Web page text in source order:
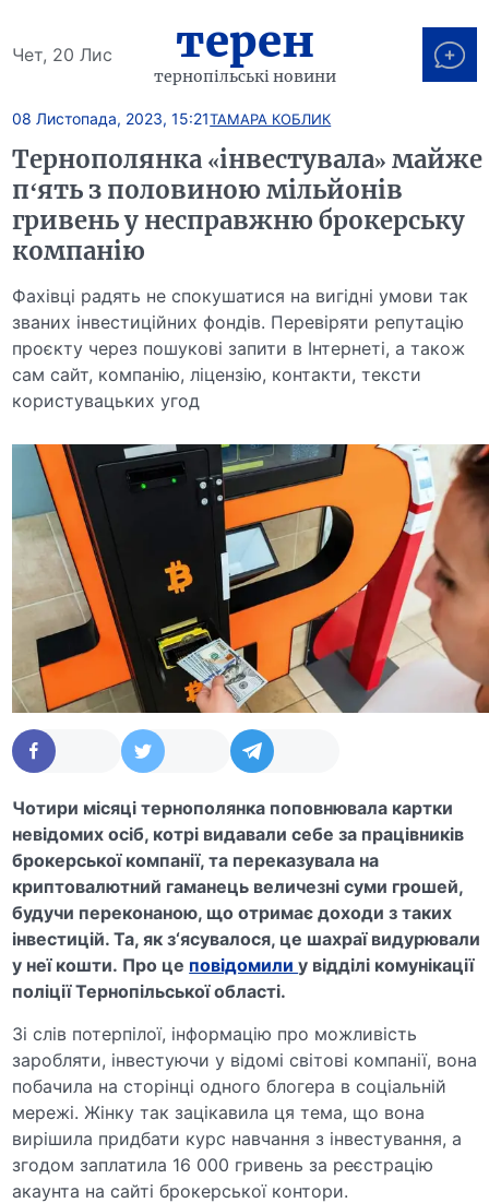
Чет, 20 Лис терен
тернопільські новини
08 Листопада, 2023, 15:21ТАМАРА КОБЛИК
Тернополянка «інвестувала» майже
п‘ять з половиною мільйонів
гривень у несправжню брокерську
компанію
Фахівці радять не спокушатися на вигідні умови так
званих інвестиційних фондів. Перевіряти репутацію
проєкту через пошукові запити в Інтернеті, а також
сам сайт, компанію, ліцензію, контакти, тексти
користувацьких угод
Чотири місяці тернополянка поповнювала картки
невідомих осіб, котрі видавали себе за працівників
брокерської компанії, та переказувала на
криптовалютний гаманець величезні суми грошей,
будучи переконаною, що отримає доходи з таких
інвестицій. Та, як з‘ясувалося, це шахраї видурювали
у неї кошти. Про це повідомилиу відділі комунікації
поліції Тернопільської області.
Зі слів потерпілої, інформацію про можливість
заробляти, інвестуючи у відомі світові компанії, вона
побачила на сторінці одного блогера в соціальній
мережі. Жінку так зацікавила ця тема, що вона
вирішила придбати курс навчання з інвестування, а
згодом заплатила 16 000 гривень за реєстрацію
акаунта на сайті брокерської контори.